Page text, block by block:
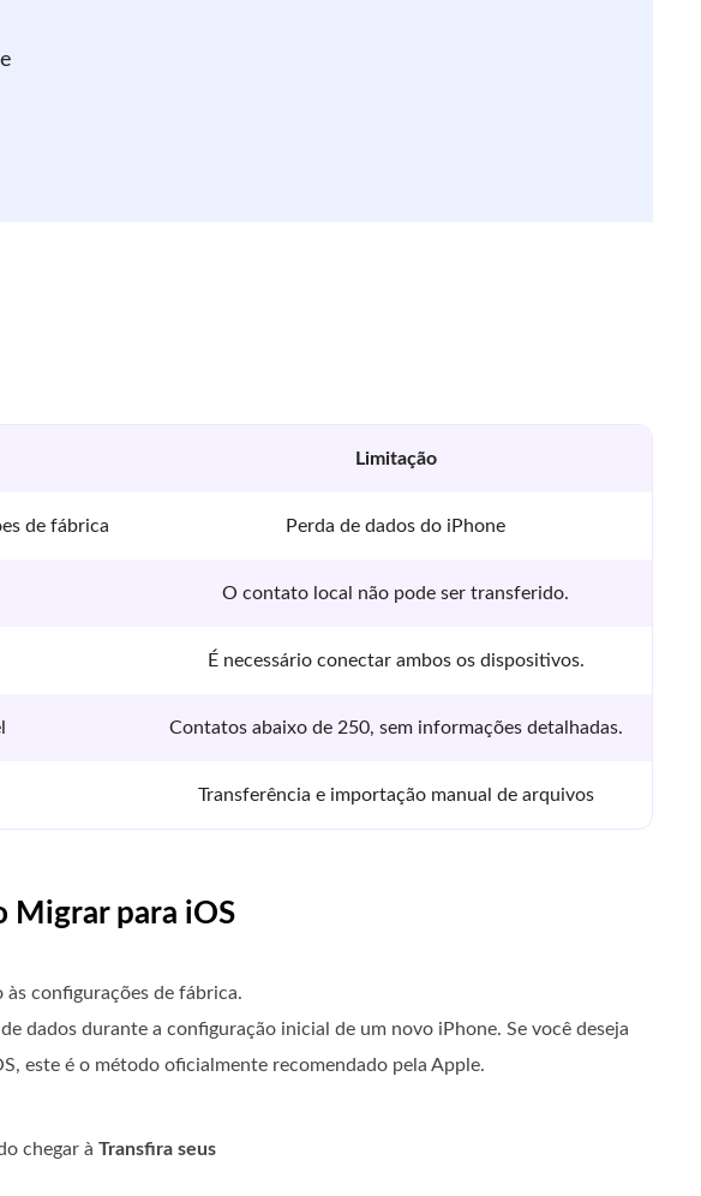
Limitação
de fábrica Perda de dados do iPhone
O contato local não pode ser transferido.
É necessário conectar ambos os dispositivos.
Contatos abaixo de 250, sem informações detalhadas.
Transferência e importação manual de arquivos
Migrar para iOS
configurações de fábrica.
dados durante a configuração inicial de um novo iPhone. Se você deseja
este é o método oficialmente recomendado pela Apple.
chegar à Transfira seus